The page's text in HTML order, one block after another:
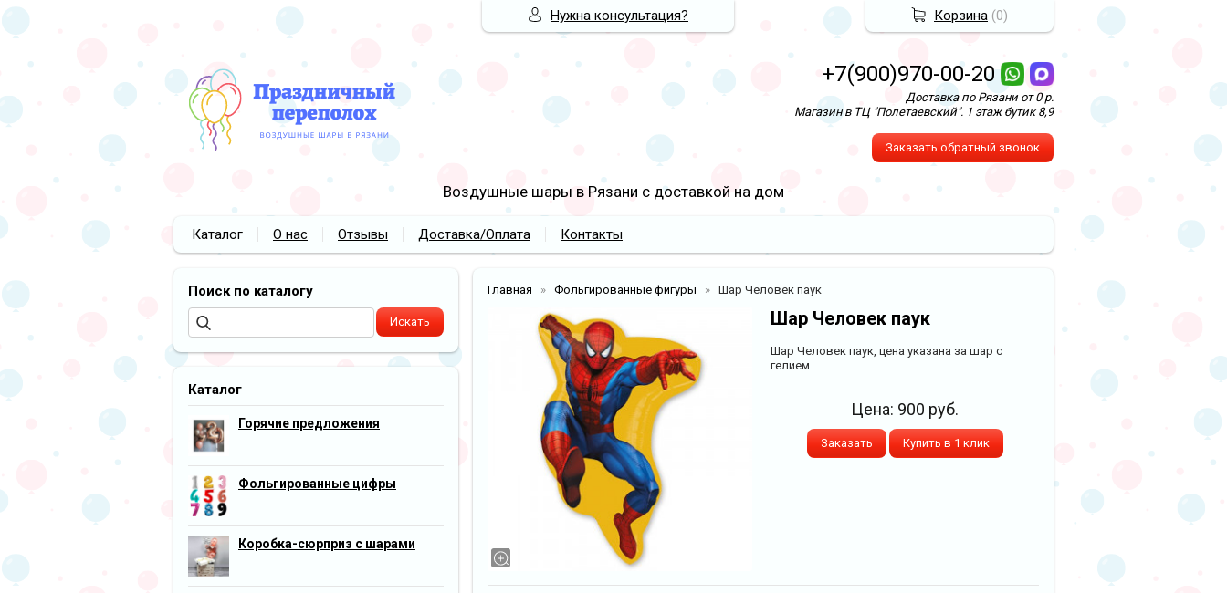
+7(900)970-00-20
Доставка по Рязани от 0 р.
Магазин в ТЦ "Полетаевский". 1 этаж бутик 8,9
Заказать обратный звонок
Воздушные шары в Рязани с доставкой на дом
Каталог О нас Отзывы Доставка/Оплата Контакты
Поиск по каталогу
Каталог
Горячие предложения
Фольгированные цифры
Коробка-сюрприз с шарами
Главная Фольгированные фигуры Шар Человек паук
Шар Человек паук
Шар Человек паук, цена указана за шар с
гелием
Цена: 900 руб.
Заказать Купить в 1 клик
Нужна консультация? Корзина (0)